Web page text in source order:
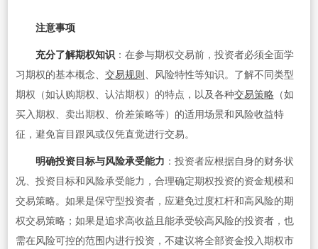
注意事项
充分了解期权知识 ：在参与期权交易前，投资者必须全面学
习期权的基本概念、 交易规则
、风险特性等知识。了解不同类型
期权（如认购期权、认沽期权）的特点，以及各种交易策略 （如
买入期权、卖出期权、价差策略等）的适用场景和风险收益特
征，避免盲目跟风或仅凭直觉进行交易。
明确投资目标与风险承受能力 ：投资者应根据自身的财务状
况、投资目标和风险承受能力，合理确定期权投资的资金规模和
交易策略。如果是保守型投资者，应避免过度杠杆和高风险的期
权交易策略；如果是追求高收益且能承受较高风险的投资者，也
需在风险可控的范围内进行投资，不建议将全部资金投入期权市